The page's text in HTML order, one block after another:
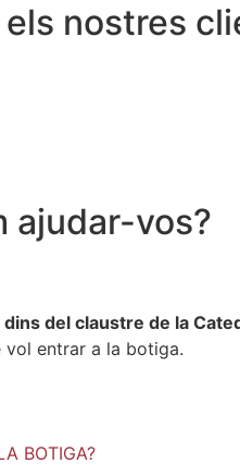
nostres
ajudar-vos?
dins del claustre de la
vol entrar a la botiga.
BOTIGA?